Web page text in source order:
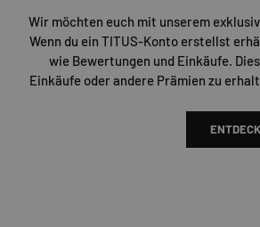
Wir möchten euch mit unserem
Wenn du ein TITUS-Konto erstellst
wie Bewertungen und Einkäufe.
Einkäufe oder andere Prämien zu